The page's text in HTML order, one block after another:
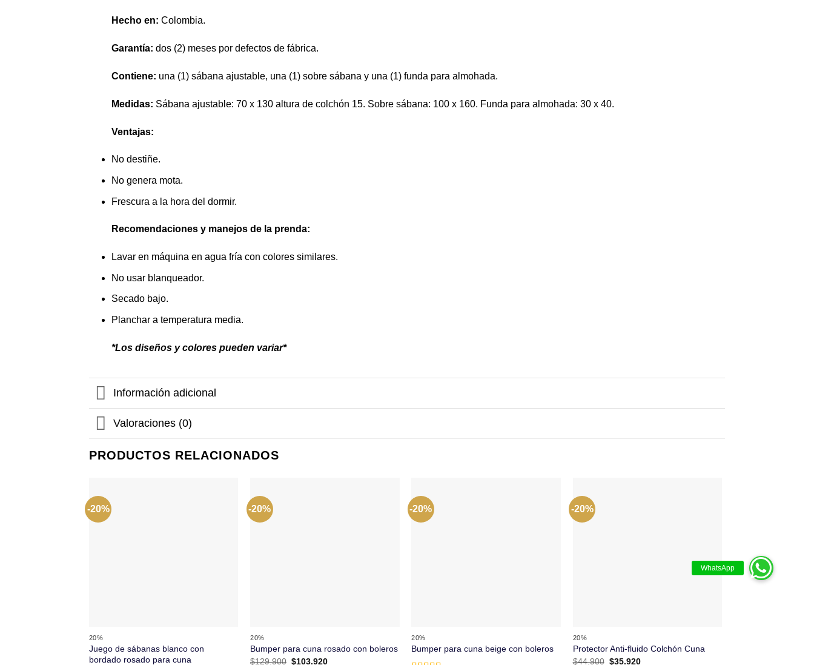
Hecho en: Colombia.
Garantía: dos (2) meses por defectos de fábrica.
Contiene: una (1) sábana ajustable, una (1) sobre sábana y una (1) funda para almohada.
Medidas: Sábana ajustable: 70 x 130 altura de colchón 15. Sobre sábana: 100 x 160. Funda para almohada: 30 x 40.
Ventajas:
No destiñe.
No genera mota.
Frescura a la hora del dormir.
Recomendaciones y manejos de la prenda:
Lavar en máquina en agua fría con colores similares.
No usar blanqueador.
Secado bajo.
Planchar a temperatura media.
*Los diseños y colores pueden variar*
Información adicional
Valoraciones (0)
PRODUCTOS RELACIONADOS
-20%
20%
Juego de sábanas blanco con
bordado rosado para cuna
-20%
20%
Bumper para cuna rosado con boleros
$129.900 El
$103.920El
-20%
20%
Bumper para cuna beige con boleros
-20%
20%
Protector Anti-fluido Colchón Cuna
$44.900 El
$35.920El